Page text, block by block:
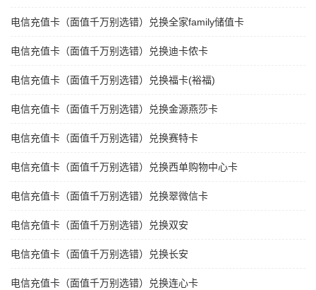
电信充值卡（面值千万别选错）兑换全家family储值卡
电信充值卡（面值千万别选错）兑换迪卡侬卡
电信充值卡（面值千万别选错）兑换福卡(裕福)
电信充值卡（面值千万别选错）兑换金源燕莎卡
电信充值卡（面值千万别选错）兑换赛特卡
电信充值卡（面值千万别选错）兑换西单购物中心卡
电信充值卡（面值千万别选错）兑换翠微信卡
电信充值卡（面值千万别选错）兑换双安
电信充值卡（面值千万别选错）兑换长安
电信充值卡（面值千万别选错）兑换连心卡